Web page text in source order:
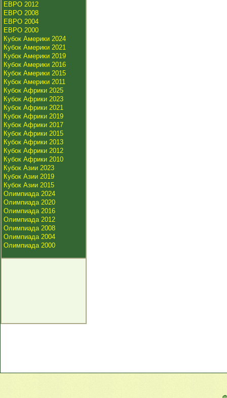
ЕВРО 2012
ЕВРО 2008
ЕВРО 2004
ЕВРО 2000
Кубок Америки 2024
Кубок Америки 2021
Кубок Америки 2019
Кубок Америки 2016
Кубок Америки 2015
Кубок Америки 2011
Кубок Африки 2025
Кубок Африки 2023
Кубок Африки 2021
Кубок Африки 2019
Кубок Африки 2017
Кубок Африки 2015
Кубок Африки 2013
Кубок Африки 2012
Кубок Африки 2010
Кубок Азии 2023
Кубок Азии 2019
Кубок Азии 2015
Олимпиада 2024
Олимпиада 2020
Олимпиада 2016
Олимпиада 2012
Олимпиада 2008
Олимпиада 2004
Олимпиада 2000